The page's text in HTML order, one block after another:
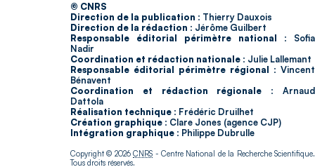
© CNRS
Direction de la publication : Thierry Dauxois
Direction de la rédaction : Jérôme Guilbert
Responsable éditorial périmètre national : Sofia
Nadir
Coordination et rédaction nationale : Julie Lallemant
Responsable éditorial périmètre régional : Vincent
Bénavent
Coordination et rédaction régionale : Arnaud
Dattola
Réalisation technique : Frédéric Druilhet
Création graphique : Clare Jones (agence CJP)
Intégration graphique : Philippe Dubrulle
Copyright © 2026CNRS - Centre National de la Recherche Scientifique.
Tous droits réservés.